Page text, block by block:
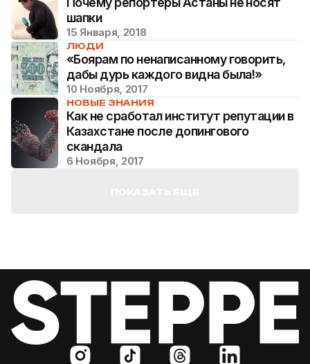
шапки
15 Января, 2018
ЛЮДИ
«Боярам по ненаписанному говорить,
дабы дурь каждого видна была!»
10 Ноября, 2017
НОВЫЕ ЗНАНИЯ
Как не сработал институт репутации в
Казахстане после допингового
скандала
6 Ноября, 2017